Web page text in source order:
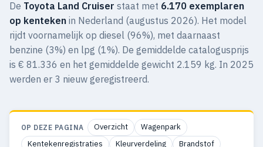
De Toyota Land Cruiser staat met 6.170 exemplaren
op kenteken in Nederland (augustus 2026). Het model
rijdt voornamelijk op diesel (96%), met daarnaast
benzine (3%) en lpg (1%). De gemiddelde catalogusprijs
is € 81.336 en het gemiddelde gewicht 2.159 kg. In 2025
werden er 3 nieuw geregistreerd.
OP DEZE PAGINA Overzicht
Wagenpark
Kentekenregistraties
Kleurverdeling
Brandstof